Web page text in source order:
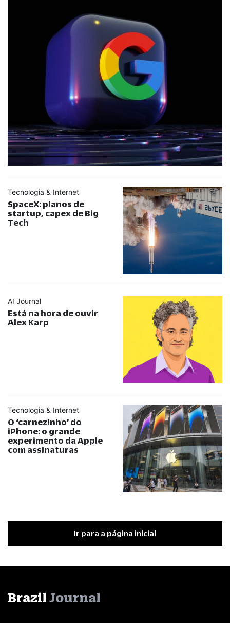
Tecnologia & Internet
SpaceX: planos de
startup, capex de Big
Tech
AI Journal
Está na hora de ouvir
Alex Karp
Tecnologia & Internet
O ‘carnezinho’ do
iPhone: o grande
experimento da Apple
com assinaturas
Ir para a página inicial
Brazil Journal